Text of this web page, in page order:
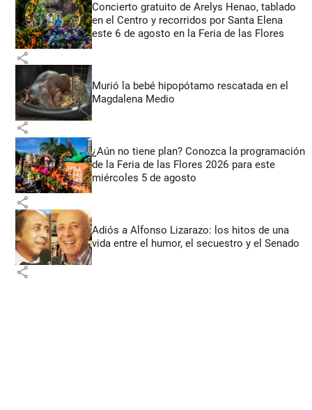
Concierto gratuito de Arelys Henao, tablado
en el Centro y recorridos por Santa Elena
este 6 de agosto en la Feria de las Flores
share
Murió la bebé hipopótamo rescatada en el
Magdalena Medio
share
¿Aún no tiene plan? Conozca la programación
de la Feria de las Flores 2026 para este
miércoles 5 de agosto
share
Adiós a Alfonso Lizarazo: los hitos de una
vida entre el humor, el secuestro y el Senado
share